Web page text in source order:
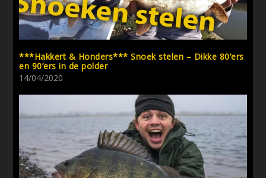
***Hakkert & Honders*** Snoek stelen – Dikke 80’ers
en 90’ers in de polder
14/04/2020